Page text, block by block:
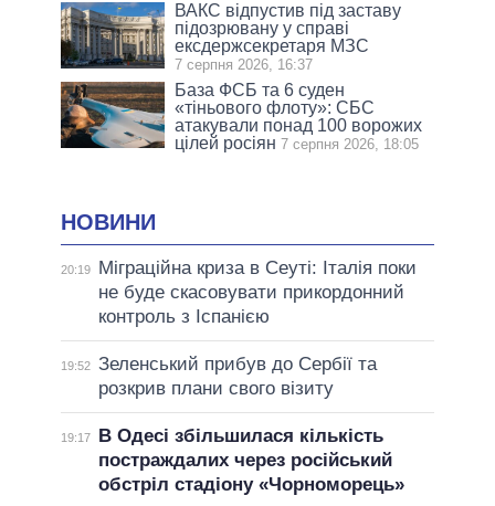
ВАКС відпустив під заставу
підозрювану у справі
ексдержсекретаря МЗС
7 серпня 2026, 16:37
База ФСБ та 6 суден
«тіньового флоту»: СБС
атакували понад 100 ворожих
цілей росіян 7 серпня 2026, 18:05
НОВИНИ
20:19
Міграційна криза в Сеуті: Італія поки
не буде скасовувати прикордонний
контроль з Іспанією
19:52 Зеленський прибув до Сербії та
розкрив плани свого візиту
19:17
В Одесі збільшилася кількість
постраждалих через російський
обстріл стадіону «Чорноморець»